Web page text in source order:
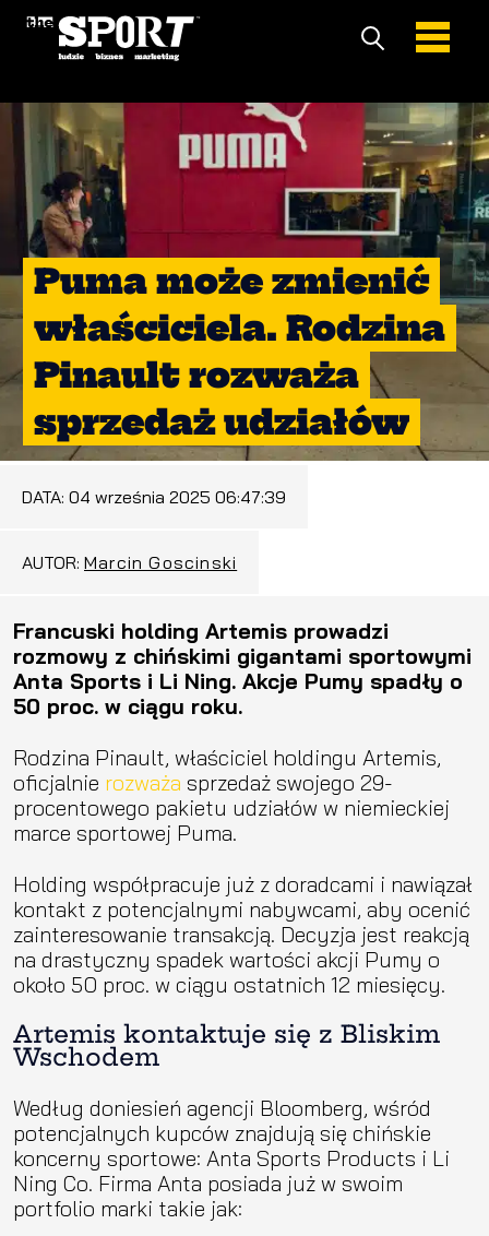
Puma może zmienić
właściciela. Rodzina
Pinault rozważa
sprzedaż udziałów
DATA: 04 września 2025 06:47:39
AUTOR: Marcin Goscinski
Francuski holding Artemis prowadzi
rozmowy z chińskimi gigantami sportowymi
Anta Sports i Li Ning. Akcje Pumy spadły o
50 proc. w ciągu roku.
Rodzina Pinault, właściciel holdingu Artemis,
oficjalnie rozważa sprzedaż swojego 29-
procentowego pakietu udziałów w niemieckiej
marce sportowej Puma.
Holding współpracuje już z doradcami i nawiązał
kontakt z potencjalnymi nabywcami, aby ocenić
zainteresowanie transakcją. Decyzja jest reakcją
na drastyczny spadek wartości akcji Pumy o
około 50 proc. w ciągu ostatnich 12 miesięcy.
Artemis kontaktuje się z Bliskim
Wschodem
Według doniesień agencji Bloomberg, wśród
potencjalnych kupców znajdują się chińskie
koncerny sportowe: Anta Sports Products i Li
Ning Co. Firma Anta posiada już w swoim
portfolio marki takie jak: